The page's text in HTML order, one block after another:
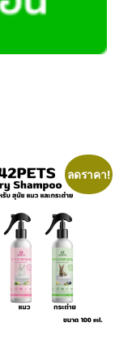
ลดราคา!